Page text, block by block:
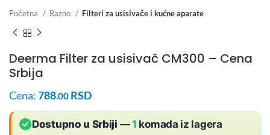
Početna Razno Filteri za usisivače i kućne aparate
Deerma Filter za usisivač CM300 – Cena
Srbija
Cena:788.00 RSD
Dostupno u Srbiji —1 komada iz lagera